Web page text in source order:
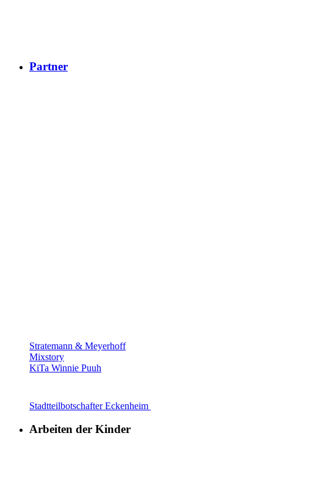
Partner
Stratemann & Meyerhoff
Mixstory
KiTa Winnie Puuh
Stadtteilbotschafter Eckenheim
Arbeiten der Kinder